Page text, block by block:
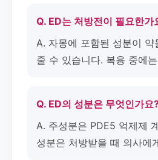
Q. ED는 처방전이 필요한가
A. 자몽에 포함된 성분이 약
줄 수 있습니다. 복용 중에
Q. ED의 성분은 무엇인가요
A. 주성분은 PDE5 억제제
성분은 처방받을 때 의사에